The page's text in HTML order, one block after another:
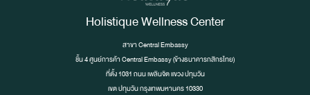
Holistique Wellness Center
สาขา Central Embassy
ชั้น 4 ศูนย์การค้า Central Embassy (ข้างธนาคารกสิกรไทย)
ที่ตั้ง 1031 ถนน เพลินจิต เเขวง ปทุมวัน
เขต ปทุมวัน กรุงเทพมหานคร 10330